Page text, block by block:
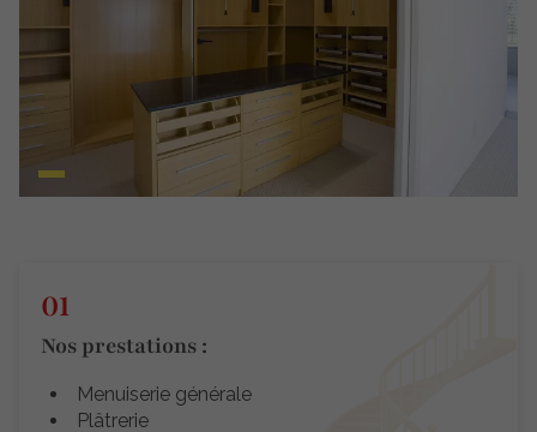
Nos prestations :
Menuiserie générale
Plâtrerie